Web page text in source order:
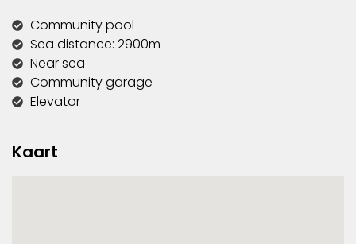
Community pool
Sea distance: 2900m
Near sea
Community garage
Elevator
Kaart